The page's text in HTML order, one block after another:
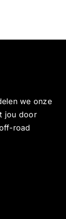
we onze
jou door
road